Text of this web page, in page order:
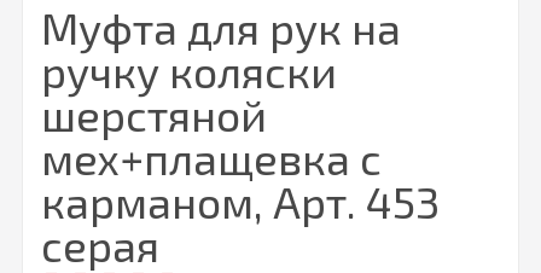
Муфта для рук на
ручку коляски
шерстяной
мех+плащевка с
карманом, Арт. 453
серая